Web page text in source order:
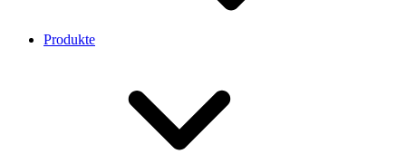
Produkte